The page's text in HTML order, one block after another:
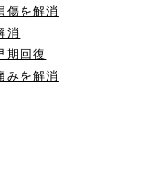
傷を解消
消
期回復
みを解消